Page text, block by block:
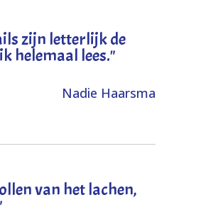
zijn letterlijk de
helemaal lees."
Nadie Haarsma
van het lachen,